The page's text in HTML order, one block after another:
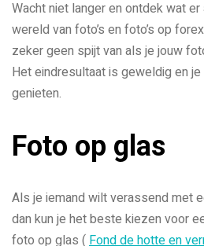
Wacht niet langer en ontdek wat
wereld van foto’s en foto’s op
zeker geen spijt van als je jouw
Het eindresultaat is geweldig en
genieten.
Foto op glas
Als je iemand wilt verassend met
dan kun je het beste kiezen voor
foto op glas ( Fond de hotte en